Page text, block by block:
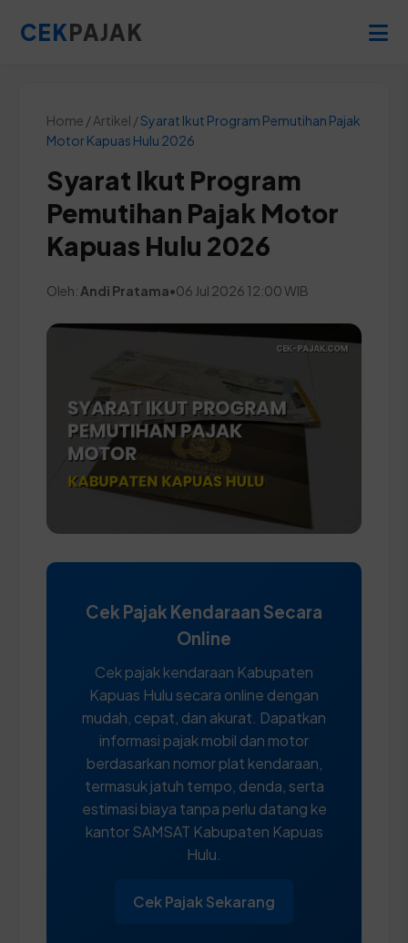
CEKPAJAK
Home / Artikel /Syarat Ikut Program Pemutihan Pajak
Motor Kapuas Hulu 2026
Syarat Ikut Program
Pemutihan Pajak Motor
Kapuas Hulu 2026
Oleh: Andi Pratama•06 Jul 2026 12:00 WIB
Cek Pajak Kendaraan Secara
Online
Cek pajak kendaraan Kabupaten
Kapuas Hulu secara online dengan
mudah, cepat, dan akurat. Dapatkan
informasi pajak mobil dan motor
berdasarkan nomor plat kendaraan,
termasuk jatuh tempo, denda, serta
estimasi biaya tanpa perlu datang ke
kantor SAMSAT Kabupaten Kapuas
Hulu.
Cek Pajak Sekarang